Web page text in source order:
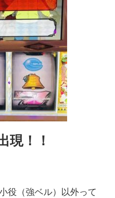
現！！
役（強ベル）以外って